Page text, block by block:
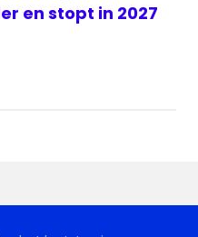
en stopt in 2027